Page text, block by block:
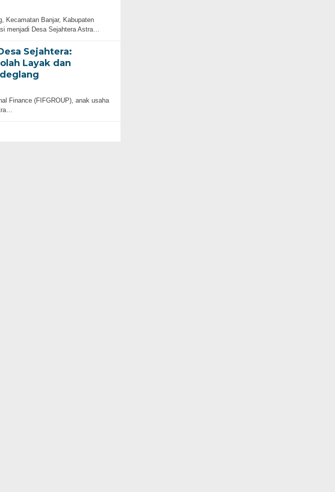
Kecamatan Banjar, Kabupaten
menjadi Desa Sejahtera Astra…
Sejahtera:
Layak dan
Finance (FIFGROUP), anak usaha